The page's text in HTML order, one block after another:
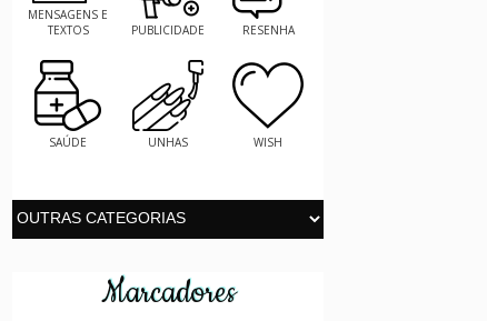
MENSAGENS E
TEXTOS
PUBLICIDADE RESENHA
SAÚDE UNHAS WISH
Marcadores